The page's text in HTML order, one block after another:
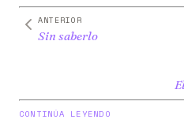
ANTERIOR
Sin saberlo
CONTINÚA LEYENDO